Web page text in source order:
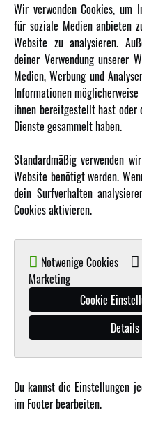
•
Mehr
•
Wir verwenden Cookies, um
für soziale Medien anbieten
Website zu analysieren.
deiner Verwendung unserer
Medien, Werbung und
Informationen
ihnen bereitgestellt hast oder
Dienste gesammelt haben.
Standardmäßig verwenden
Website benötigt werden.
dein Surfverhalten
Cookies aktivieren.
Notwenige Cookies
Marketing
Cookie
Du kannst die Einstellungen
im Footer bearbeiten.